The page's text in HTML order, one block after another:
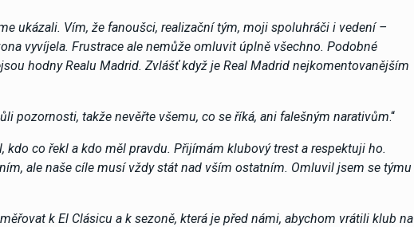
ukázali. Vím, že fanoušci, realizační tým, moji spoluhráči i vedení –
vyvíjela. Frustrace ale nemůže omluvit úplně všechno. Podobné
hodny Realu Madrid. Zvlášť když je Real Madrid nejkomentovanějším
pozornosti, takže nevěřte všemu, co se říká, ani falešným narativům.“
kdo co řekl a kdo měl pravdu. Přijímám klubový trest a respektuji ho.
ale naše cíle musí vždy stát nad vším ostatním. Omluvil jsem se týmu
k El Clásicu a k sezoně, která je před námi, abychom vrátili klub na